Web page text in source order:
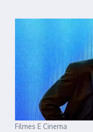
Filmes E Cinema